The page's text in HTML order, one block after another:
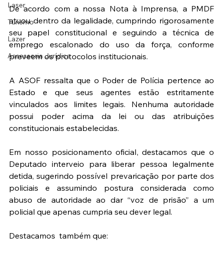
Laser
Turismo
Lazer
Assessoria Jurídica
De acordo com a nossa Nota à Imprensa, a PMDF
atuou dentro da legalidade, cumprindo rigorosamente
seu papel constitucional e seguindo a técnica de
emprego escalonado do uso da força, conforme
preveem os protocolos institucionais.
A ASOF ressalta que o Poder de Polícia pertence ao
Estado e que seus agentes estão estritamente
vinculados aos limites legais. Nenhuma autoridade
possui poder acima da lei ou das atribuições
constitucionais estabelecidas.
Em nosso posicionamento oficial, destacamos que o
Deputado interveio para liberar pessoa legalmente
detida, sugerindo possível prevaricação por parte dos
policiais e assumindo postura considerada como
abuso de autoridade ao dar “voz de prisão” a um
policial que apenas cumpria seu dever legal.
Destacamos  também que: